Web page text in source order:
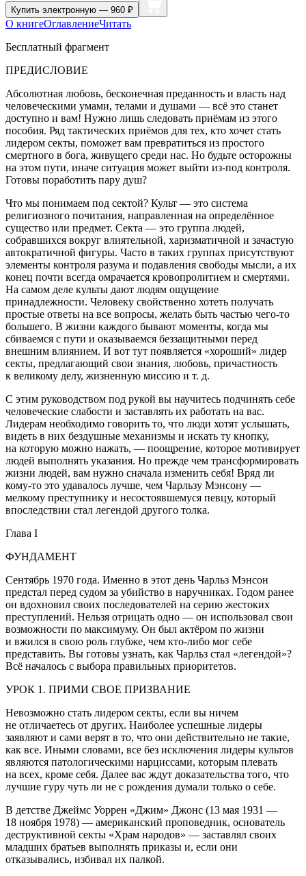
Купить электронную — 960 ₽
О книгеОглавлениеЧитать
Бесплатный фрагмент
ПРЕДИСЛОВИЕ
Абсолютная любовь, бесконечная преданность и власть над
человеческими умами, телами и душами — всё это станет
доступно и вам! Нужно лишь следовать приёмам из этого
пособия. Ряд тактических приёмов для тех, кто хочет стать
лидером секты, поможет вам превратиться из простого
смертного в бога, живущего среди нас. Но будьте осторожны
на этом пути, иначе ситуация может выйти из-под контроля.
Готовы поработить пару душ?
Что мы понимаем под сектой? Культ — это система
религиозного почитания, направленная на определённое
существо или предмет. Секта — это группа людей,
собравшихся вокруг влиятельной, харизматичной и зачастую
автократичной фигуры. Часто в таких группах присутствуют
элементы контроля разума и подавления свободы мысли, а их
конец почти всегда омрачается кровопролитием и смертями.
На самом деле культы дают людям ощущение
принадлежности. Человеку свойственно хотеть получать
простые ответы на все вопросы, желать быть частью чего-то
большего. В жизни каждого бывают моменты, когда мы
сбиваемся с пути и оказываемся беззащитными перед
внешним влиянием. И вот тут появляется «хороший» лидер
секты, предлагающий свои знания, любовь, причастность
к великому делу, жизненную миссию и т. д.
С этим руководством под рукой вы научитесь подчинять себе
человеческие слабости и заставлять их работать на вас.
Лидерам необходимо говорить то, что люди хотят услышать,
видеть в них бездушные механизмы и искать ту кнопку,
на которую можно нажать, — поощрение, которое мотивирует
людей выполнять указания. Но прежде чем трансформировать
жизни людей, вам нужно сначала изменить себя! Вряд ли
кому-то это удавалось лучше, чем Чарльзу Мэнсону —
мелкому преступнику и несостоявшемуся певцу, который
впоследствии стал легендой другого толка.
Глава I
ФУНДАМЕНТ
Сентябрь 1970 года. Именно в этот день Чарльз Мэнсон
предстал перед судом за убийство в наручниках. Годом ранее
он вдохновил своих последователей на серию жестоких
преступлений. Нельзя отрицать одно — он использовал свои
возможности по максимуму. Он был актёром по жизни
и вжился в свою роль глубже, чем кто-либо мог себе
представить. Вы готовы узнать, как Чарльз стал «легендой»?
Всё началось с выбора правильных приоритетов.
УРОК 1. ПРИМИ СВОЕ ПРИЗВАНИЕ
Невозможно стать лидером секты, если вы ничем
не отличаетесь от других. Наиболее успешные лидеры
заявляют и сами верят в то, что они действительно не такие,
как все. Иными словами, все без исключения лидеры культов
являются патологическими нарциссами, которым плевать
на всех, кроме себя. Далее вас ждут доказательства того, что
лучшие гуру чуть ли не с рождения думали только о себе.
В детстве Джеймс Уоррен «Джим» Джонс (13 мая 1931 —
18 ноября 1978) — американский проповедник, основатель
деструктивной секты «Храм народов» — заставлял своих
младших братьев выполнять приказы и, если они
отказывались, избивал их палкой.